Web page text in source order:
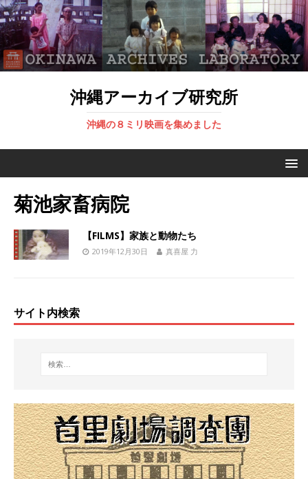
沖縄アーカイブ研究所
沖縄の８ミリ映画を集めました
菊池家畜病院
【FILMS】家族と動物たち
2019年12月30日 真喜屋 力
サイト内検索